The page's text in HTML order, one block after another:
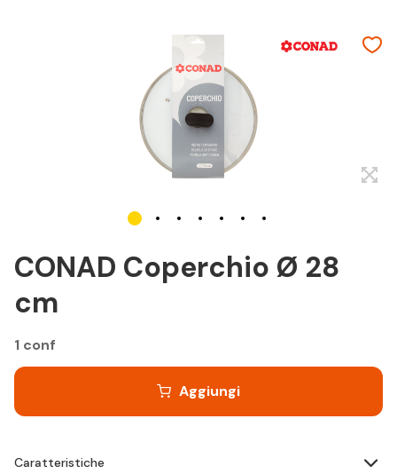
CONAD Coperchio Ø 28
cm
1 conf
Aggiungi
Caratteristiche